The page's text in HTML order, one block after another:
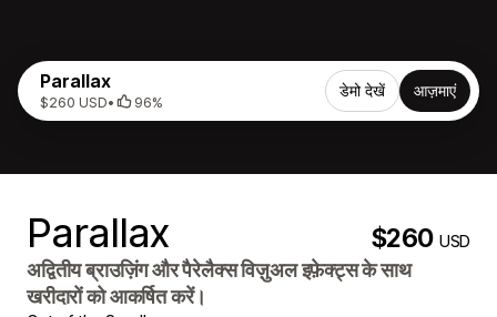
Parallax
$260 USD• 96%
डेमो देखें आज़माएं
Parallax $260USD
अद्वितीय ब्राउज़िंग और पैरेलैक्स विज़ुअल इफ़ेक्ट्स के साथ
खरीदारों को आकर्षित करें।